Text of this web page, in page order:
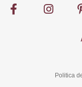
Politica